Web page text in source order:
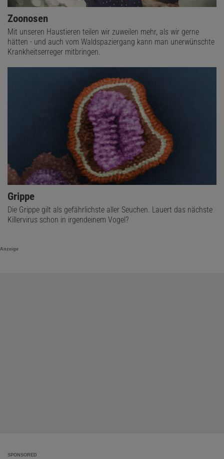
Zoonosen
Mit unseren Haustieren teilen wir zuweilen mehr, als wir gerne
hätten - und auch vom Waldspaziergang kann man unerwünschte
Krankheitserreger mitbringen.
Grippe
Die Grippe gilt als gefährlichste aller Seuchen. Lauert das nächste
Killervirus schon in irgendeinem Vogel?
Anzeige
SPONSORED